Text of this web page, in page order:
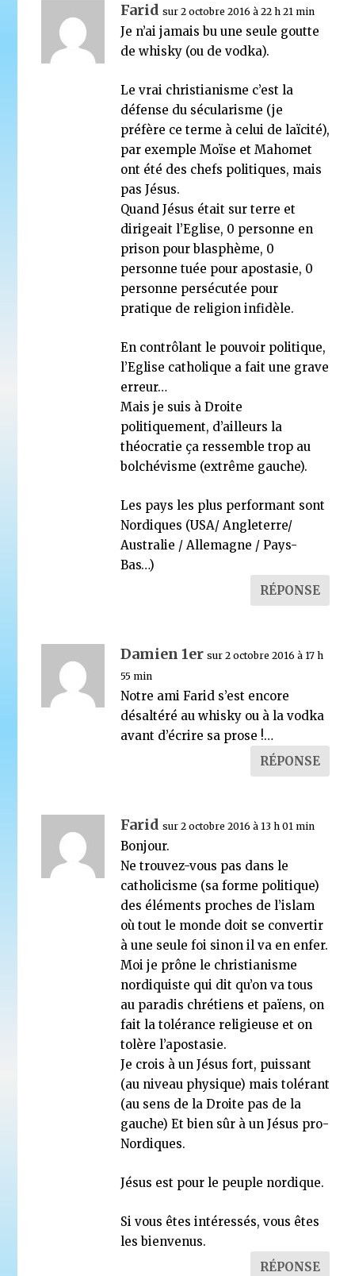
Farid sur 2 octobre 2016 à 22 h 21 min
Je n’ai jamais bu une seule goutte
de whisky (ou de vodka).
Le vrai christianisme c’est la
défense du sécularisme (je
préfère ce terme à celui de laïcité),
par exemple Moïse et Mahomet
ont été des chefs politiques, mais
pas Jésus.
Quand Jésus était sur terre et
dirigeait l’Eglise, 0 personne en
prison pour blasphème, 0
personne tuée pour apostasie, 0
personne persécutée pour
pratique de religion infidèle.
En contrôlant le pouvoir politique,
l’Eglise catholique a fait une grave
erreur…
Mais je suis à Droite
politiquement, d’ailleurs la
théocratie ça ressemble trop au
bolchévisme (extrême gauche).
Les pays les plus performant sont
Nordiques (USA/ Angleterre/
Australie / Allemagne / Pays-
Bas…)
RÉPONSE
Damien 1er sur 2 octobre 2016 à 17 h
55 min
Notre ami Farid s’est encore
désaltéré au whisky ou à la vodka
avant d’écrire sa prose !…
RÉPONSE
Farid sur 2 octobre 2016 à 13 h 01 min
Bonjour.
Ne trouvez-vous pas dans le
catholicisme (sa forme politique)
des éléments proches de l’islam
où tout le monde doit se convertir
à une seule foi sinon il va en enfer.
Moi je prône le christianisme
nordiquiste qui dit qu’on va tous
au paradis chrétiens et païens, on
fait la tolérance religieuse et on
tolère l’apostasie.
Je crois à un Jésus fort, puissant
(au niveau physique) mais tolérant
(au sens de la Droite pas de la
gauche) Et bien sûr à un Jésus pro-
Nordiques.
Jésus est pour le peuple nordique.
Si vous êtes intéressés, vous êtes
les bienvenus.
RÉPONSE